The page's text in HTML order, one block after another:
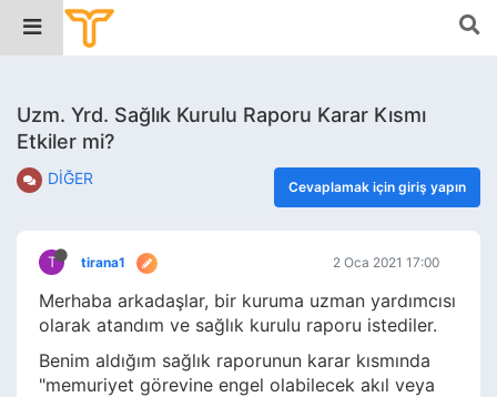
Uzm. Yrd. Sağlık Kurulu Raporu Karar Kısmı
Etkiler mi?
DİĞER Cevaplamak için giriş yapın
T tirana1 2 Oca 2021 17:00
Merhaba arkadaşlar, bir kuruma uzman yardımcısı
olarak atandım ve sağlık kurulu raporu istediler.
Benim aldığım sağlık raporunun karar kısmında
"memuriyet görevine engel olabilecek akıl veya